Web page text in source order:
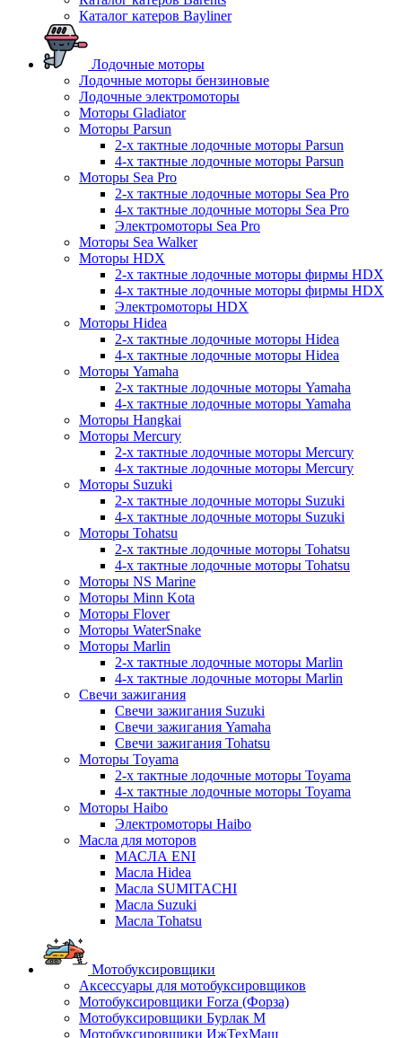
Каталог катеров Bayliner
Лодочные моторы
Лодочные моторы бензиновые
Лодочные электромоторы
Моторы Gladiator
Моторы Parsun
2-х тактные лодочные моторы Parsun
4-х тактные лодочные моторы Parsun
Моторы Sea Pro
2-х тактные лодочные моторы Sea Pro
4-х тактные лодочные моторы Sea Pro
Электромоторы Sea Pro
Моторы Sea Walker
Моторы HDX
2-х тактные лодочные моторы фирмы HDX
4-х тактные лодочные моторы фирмы HDX
Электромоторы HDX
Моторы Hidea
2-х тактные лодочные моторы Hidea
4-х тактные лодочные моторы Hidea
Моторы Yamaha
2-х тактные лодочные моторы Yamaha
4-х тактные лодочные моторы Yamaha
Моторы Hangkai
Моторы Mercury
2-х тактные лодочные моторы Mercury
4-х тактные лодочные моторы Mercury
Моторы Suzuki
2-х тактные лодочные моторы Suzuki
4-х тактные лодочные моторы Suzuki
Моторы Tohatsu
2-х тактные лодочные моторы Tohatsu
4-х тактные лодочные моторы Tohatsu
Моторы NS Marine
Моторы Minn Kota
Моторы Flover
Моторы WaterSnake
Моторы Marlin
2-х тактные лодочные моторы Marlin
4-х тактные лодочные моторы Marlin
Свечи зажигания
Свечи зажигания Suzuki
Свечи зажигания Yamaha
Свечи зажигания Tohatsu
Моторы Toyama
2-х тактные лодочные моторы Toyama
4-х тактные лодочные моторы Toyama
Моторы Haibo
Электромоторы Haibo
Масла для моторов
МАСЛА ENI
Масла Hidea
Масла SUMITACHI
Масла Suzuki
Масла Tohatsu
Мотобуксировщики
Аксессуары для мотобуксировщиков
Мотобуксировщики Forza (Форза)
Мотобуксировщики Бурлак М
Мотобуксировщики ИжТехМаш